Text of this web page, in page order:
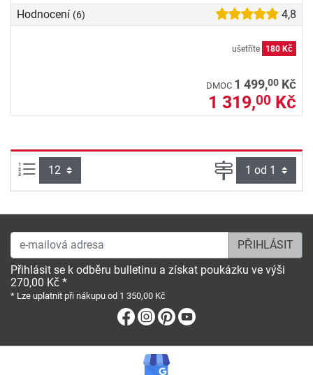
Hodnocení (6) 4,8
ušetříte 180 Kč
DMOC 1 499,00 Kč
1 319,00 Kč
Počet výrobků na straně: Strana
e-mailová adresa
Přihlásit se k odběru bulletinu a získat poukázku ve výši
270,00 Kč *
* Lze uplatnit při nákupu od 1 350,00 Kč
Facebook
Instagram
Pinterest